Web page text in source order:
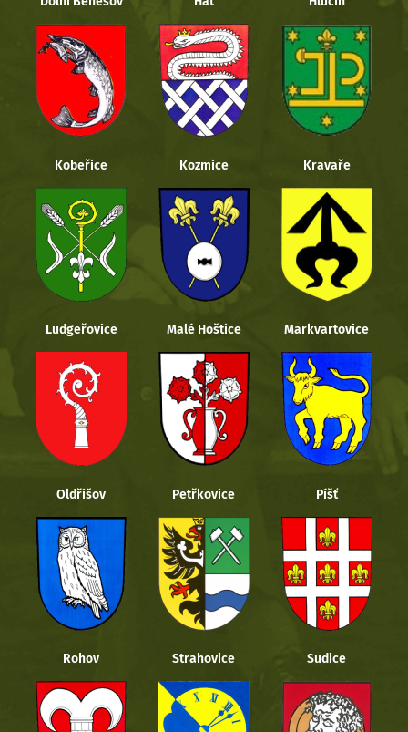
Kobeřice Kozmice Kravaře
Ludgeřovice Malé Hoštice Markvartovice
Oldřišov Petřkovice Píšť
Rohov Strahovice Sudice